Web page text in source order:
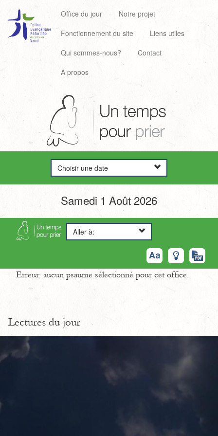
Office du jour
Notre projet
Fonctionnement du site
Liens utiles
Qui sommes-nous?
Contact
A propos
Choisir une date
Samedi 1 Août 2026
Aller à:
Erreur: aucun psaume sélectionné pour cet office.
Lectures du jour